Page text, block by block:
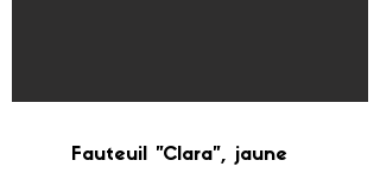
Fauteuil "Clara", jaune